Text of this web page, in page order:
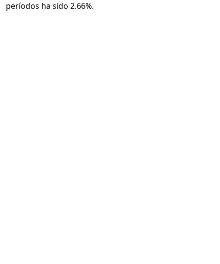
períodos ha sido 2.66%.